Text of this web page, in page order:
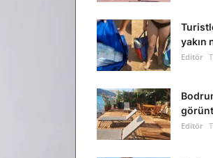
yakın
Editör
Editör